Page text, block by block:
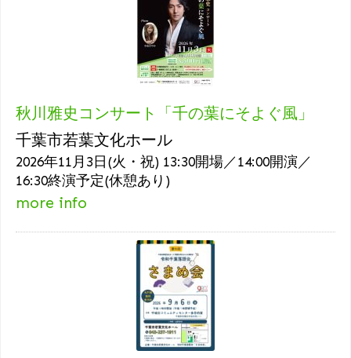
秋川雅史コンサート「千の葉にそよぐ風」
千葉市若葉文化ホール
2026年11月3日(火・祝) 13:30開場／14:00開演／
16:30終演予定(休憩あり)
more info